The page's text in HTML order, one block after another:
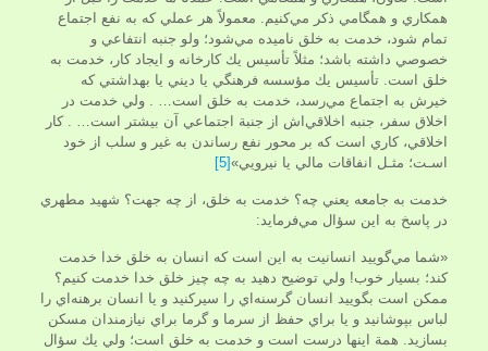
همكاري و همگامي ذكر مي‌كنيم. معمولاً هر عملي كه به نفع اجتماع
تمام شود، خدمت به خلق ناميده مي‌شود؛ ولو جنبه انتفاعي و
خصوصي داشته باشد؛ مثلاً تأسيس يك كارخانه و ايجاد كار، خدمت به
خلق است. تأسيس يك مؤسسه فرهنگي يا ديني يا بهداشتي كه
خيرش به اجتماع مي‌رسد، خدمت به خلق است… . ولي خدمت در
اخلاق سفر، جنبه اخلاقي‌اش از جنبة اجتماعي آن بيشتر است… . كار
اخلاقي، كاري است كه بر محور نفع رساندن به غير و سلب از خود
اسـت؛ مثـل انفاقات مالي يا نيرويي»[5]
خدمت به جامعه يعني چه؟ خدمت به خلق، از چه جهت؟ شهيد مطهري
در پاسخ به اين سؤال مي‌فرمايد:
«شما مي‌گوييد انسانيت به اين است كه انسان به خلق خدا خدمت
كند؛ بسيار خوب! ولي توضيح دهيد به چه­ چيز خلق خدا خدمت كنيم؟
ممكن است بگوييد انسان گرسنه‌اي را سيركنيد و يا انسان برهنه‌اي را
لباس بپوشانيد و يا براي حفظ از سرما و گرما براي نيازمندان مسكن
بسازيد. همة اينها درست است و خدمت به خلق است؛ ولي يك سؤال